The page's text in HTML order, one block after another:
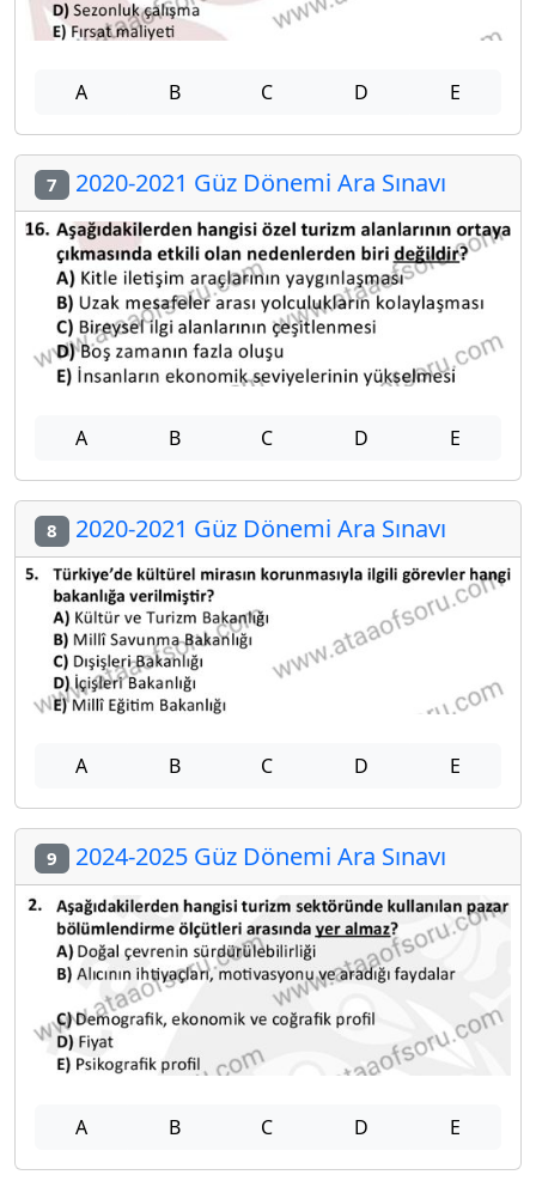
A B C D E
7 2020-2021 Güz Dönemi Ara Sınavı
A B C D E
8 2020-2021 Güz Dönemi Ara Sınavı
A B C D E
9 2024-2025 Güz Dönemi Ara Sınavı
A B C D E